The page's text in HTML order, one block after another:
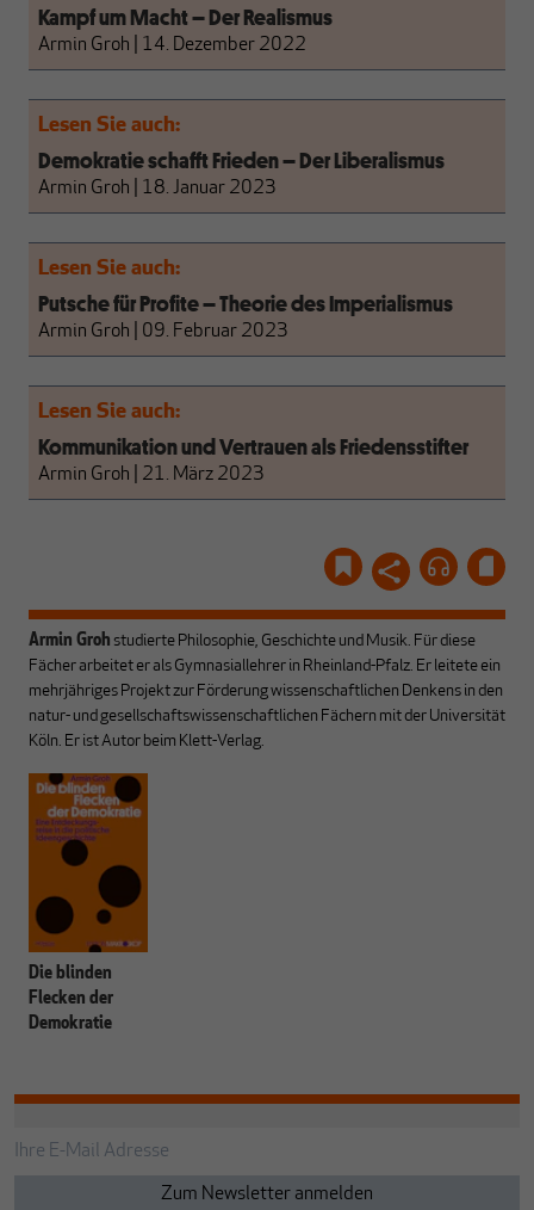
Kampf um Macht – Der Realismus
Armin Groh 14. Dezember 2022
Lesen Sie auch:
Demokratie schafft Frieden – Der Liberalismus
Armin Groh 18. Januar 2023
Lesen Sie auch:
Putsche für Profite – Theorie des Imperialismus
Armin Groh 09. Februar 2023
Lesen Sie auch:
Kommunikation und Vertrauen als Friedensstifter
Armin Groh 21. März 2023
Armin Groh studierte Philosophie, Geschichte und Musik. Für diese
Fächer arbeitet er als Gymnasiallehrer in Rheinland-Pfalz. Er leitete ein
mehrjähriges Projekt zur Förderung wissenschaftlichen Denkens in den
natur- und gesellschaftswissenschaftlichen Fächern mit der Universität
Köln. Er ist Autor beim Klett-Verlag.
Die blinden
Flecken der
Demokratie